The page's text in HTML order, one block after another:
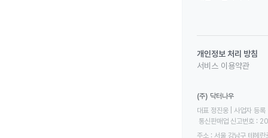
개인정보 처리 방침
서비스 이용약관
(주) 닥터나우
대표 정진웅 | 사업자
통신판매업 신고번호
주소 : 서울 강남구 테헤